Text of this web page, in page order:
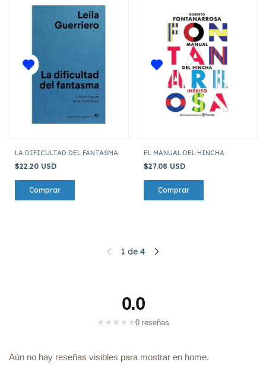
LA DIFICULTAD DEL FANTASMA
$22.20 USD
EL MANUAL DEL HINCHA
$27.08 USD
1 de 4
0.0
★ ★ ★ ★ ★0 reseñas
Aún no hay reseñas visibles para mostrar en home.